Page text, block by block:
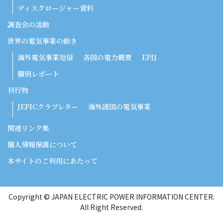
ディスクロージャー資料
調査会の活動
世界の電気事業の動き
海外電気事業短信
各国の電力概要
EPIJ
個別レポート
刊行物
JEPICクラブレター
海外諸国の電気事業
関連リンク集
個人情報保護について
本サイトのご利用にあたって
Copyright © JAPAN ELECTRIC POWER INFORMATION CENTER.
All Right Reserved.